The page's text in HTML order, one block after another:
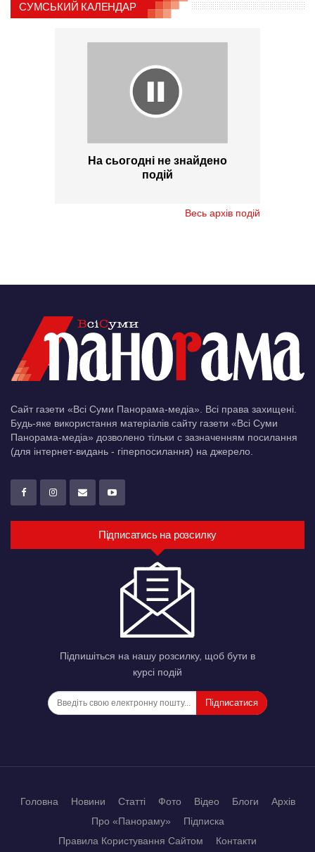
СУМСЬКИЙ КАЛЕНДАР
На сьогодні не знайдено
подій
Весь архів подій
Сайт газети «Всі Суми Панорама-медіа». Всі права захищені.
Будь-яке використання матеріалів сайту газети «Всі Суми
Панорама-медіа» дозволено тільки c зазначенням посилання
(для інтернет-видань - гіперпосилання) на джерело.
Підписатись на розсилку
Підпишіться на нашу розсилку, щоб бути в
курсі подій
Підписатися
Головна Новини Статті Фото Відео Блоги
Архів
Про «Панораму»
Підписка
Правила Користування Сайтом
Контакти